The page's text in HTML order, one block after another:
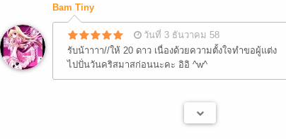
Bam Tiny
วันที่ 3 ธันวาคม 58
รับน้าาาา//ให้ 20 ดาว เนื่องด้วยความตั้งใจทำขอผู้แต่ง
ไปปั่นวันคริสมาสก่อนนะคะ อิอิ ^w^